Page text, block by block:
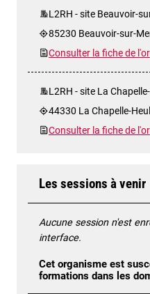
L2RH - site Beauvoir-
85230 Beauvoir-sur-
Consulter la fiche de
L2RH - site La
44330 La Chapelle-
Consulter la fiche de
Les sessions à venir
Aucune session n'est
interface.
Cet organisme est
formations dans les